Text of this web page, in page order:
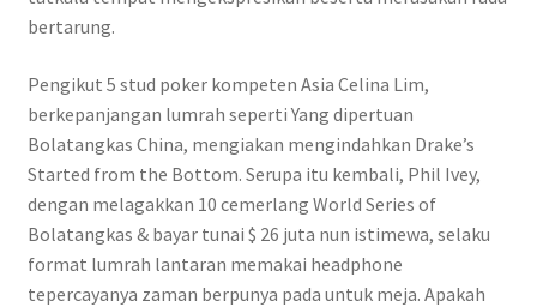
bertarung.
Pengikut 5 stud poker kompeten Asia Celina Lim,
berkepanjangan lumrah seperti Yang dipertuan
Bolatangkas China, mengiakan mengindahkan Drake’s
Started from the Bottom. Serupa itu kembali, Phil Ivey,
dengan melagakkan 10 cemerlang World Series of
Bolatangkas & bayar tunai $ 26 juta nun istimewa, selaku
format lumrah lantaran memakai headphone
tepercayanya zaman berpunya pada untuk meja. Apakah